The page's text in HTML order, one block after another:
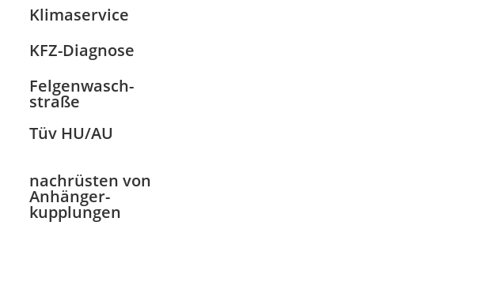
Klimaservice
KFZ-Diagnose
Felgenwasch-
straße
Tüv HU/AU
nachrüsten von
Anhänger-
kupplungen